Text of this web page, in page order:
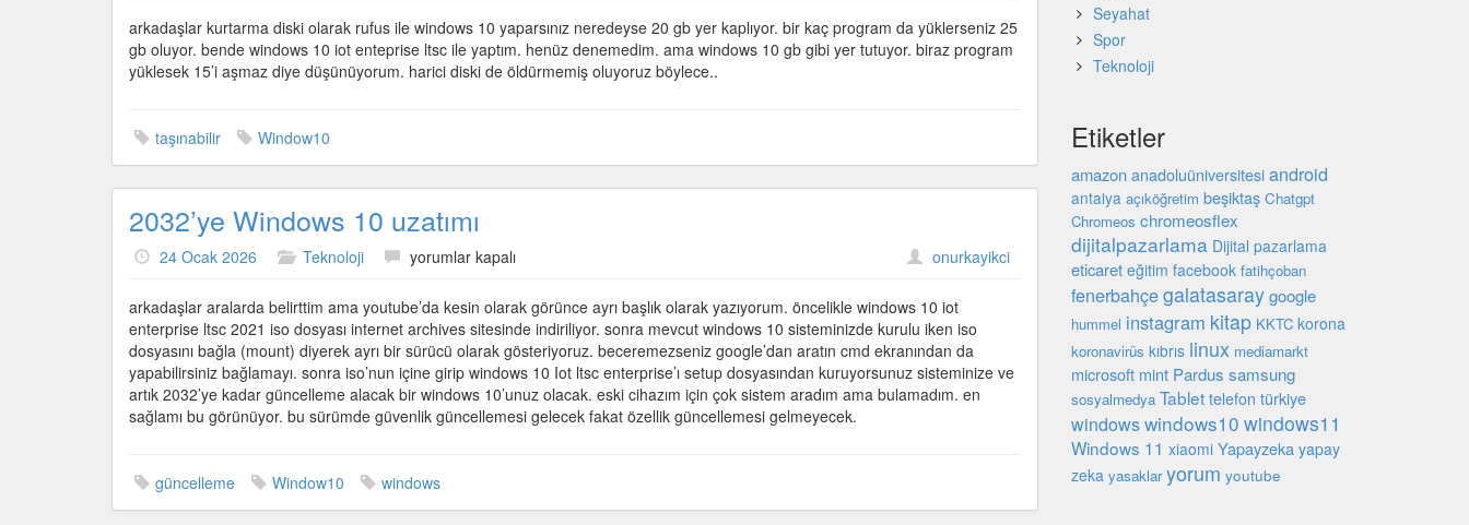
10
iot
enterprise
arkadaşlar kurtarma diski olarak rufus ile windows 10 yaparsınız neredeyse 20 gb yer kaplıyor. bir kaç program da yüklerseniz 25
gb oluyor. bende windows 10 iot enteprise ltsc ile yaptım. henüz denemedim. ama windows 10 gb gibi yer tutuyor. biraz program
yüklesek 15’i aşmaz diye düşünüyorum. harici diski de öldürmemiş oluyoruz böylece..
taşınabilir Window10
2032’ye Windows 10 uzatımı
24 Ocak 2026 Teknoloji
2032’ye
10
uzatımı
için
yorumlar kapalı onurkayikci
arkadaşlar aralarda belirttim ama youtube’da kesin olarak görünce ayrı başlık olarak yazıyorum. öncelikle windows 10 iot
enterprise ltsc 2021 iso dosyası internet archives sitesinde indiriliyor. sonra mevcut windows 10 sisteminizde kurulu iken iso
dosyasını bağla (mount) diyerek ayrı bir sürücü olarak gösteriyoruz. beceremezseniz google’dan aratın cmd ekranından da
yapabilirsiniz bağlamayı. sonra iso’nun içine girip windows 10 Iot ltsc enterprise’ı setup dosyasından kuruyorsunuz sisteminize ve
artık 2032’ye kadar güncelleme alacak bir windows 10’unuz olacak. eski cihazım için çok sistem aradım ama bulamadım. en
sağlamı bu görünüyor. bu sürümde güvenlik güncellemesi gelecek fakat özellik güncellemesi gelmeyecek.
güncelleme Window10 windows
Seyahat
Spor
Teknoloji
Etiketler
amazon anadoluüniversitesi android
antalya açıköğretim beşiktaş Chatgpt
Chromeos chromeosflex
dijitalpazarlama Dijital pazarlama
eticaret eğitim facebook fatihçoban
fenerbahçegalatasaray google
hummel instagram kitap KKTC korona
koronavirüs kıbrıs linux mediamarkt
microsoft mint Pardus samsung
sosyalmedya Tablet telefon türkiye
windowswindows10 windows11
Windows 11 xiaomi Yapayzeka yapay
zeka yasaklar yorum youtube